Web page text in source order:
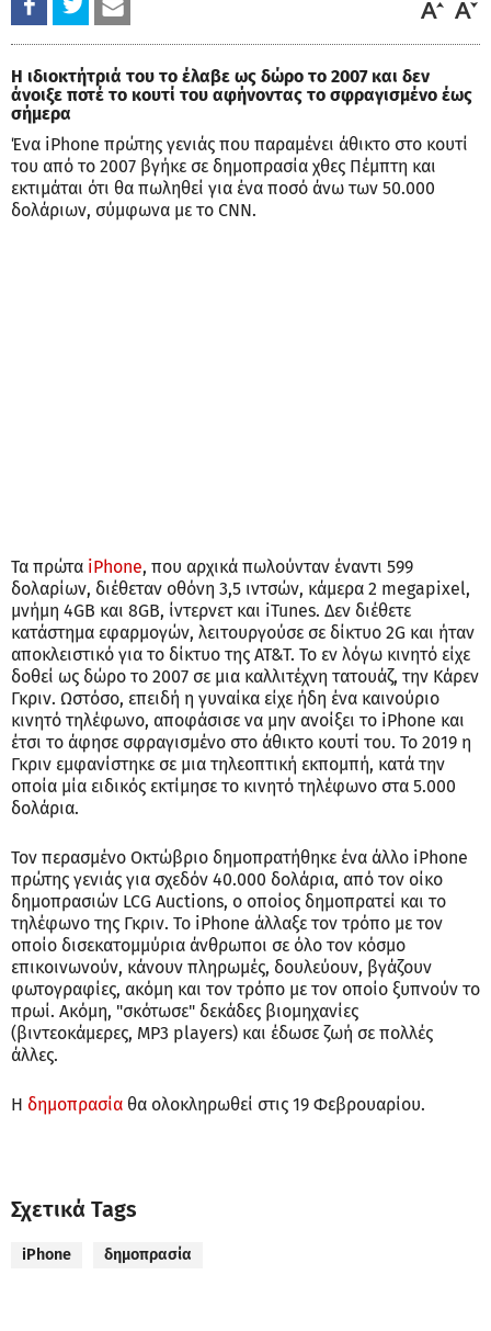
Η ιδιοκτήτριά του το έλαβε ως δώρο το 2007 και δεν
άνοιξε ποτέ το κουτί του αφήνοντας το σφραγισμένο έως
σήμερα
Ένα iPhone πρώτης γενιάς που παραμένει άθικτο στο κουτί
του από το 2007 βγήκε σε δημοπρασία χθες Πέμπτη και
εκτιμάται ότι θα πωληθεί για ένα ποσό άνω των 50.000
δολάριων, σύμφωνα με το CNN.
Τα πρώτα iPhone, που αρχικά πωλούνταν έναντι 599
δολαρίων, διέθεταν οθόνη 3,5 ιντσών, κάμερα 2 megapixel,
μνήμη 4GB και 8GB, ίντερνετ και iTunes. Δεν διέθετε
κατάστημα εφαρμογών, λειτουργούσε σε δίκτυο 2G και ήταν
αποκλειστικό για το δίκτυο της AT&T. Το εν λόγω κινητό είχε
δοθεί ως δώρο το 2007 σε μια καλλιτέχνη τατουάζ, την Κάρεν
Γκριν. Ωστόσο, επειδή η γυναίκα είχε ήδη ένα καινούριο
κινητό τηλέφωνο, αποφάσισε να μην ανοίξει το iPhone και
έτσι το άφησε σφραγισμένο στο άθικτο κουτί του. Το 2019 η
Γκριν εμφανίστηκε σε μια τηλεοπτική εκπομπή, κατά την
οποία μία ειδικός εκτίμησε το κινητό τηλέφωνο στα 5.000
δολάρια.
Τον περασμένο Οκτώβριο δημοπρατήθηκε ένα άλλο iPhone
πρώτης γενιάς για σχεδόν 40.000 δολάρια, από τον οίκο
δημοπρασιών LCG Auctions, ο οποίος δημοπρατεί και το
τηλέφωνο της Γκριν. Το iPhone άλλαξε τον τρόπο με τον
οποίο δισεκατομμύρια άνθρωποι σε όλο τον κόσμο
επικοινωνούν, κάνουν πληρωμές, δουλεύουν, βγάζουν
φωτογραφίες, ακόμη και τον τρόπο με τον οποίο ξυπνούν το
πρωί. Ακόμη, "σκότωσε" δεκάδες βιομηχανίες
(βιντεοκάμερες, MP3 players) και έδωσε ζωή σε πολλές
άλλες.
Η δημοπρασία θα ολοκληρωθεί στις 19 Φεβρουαρίου.
Σχετικά Tags
iPhone δημοπρασία